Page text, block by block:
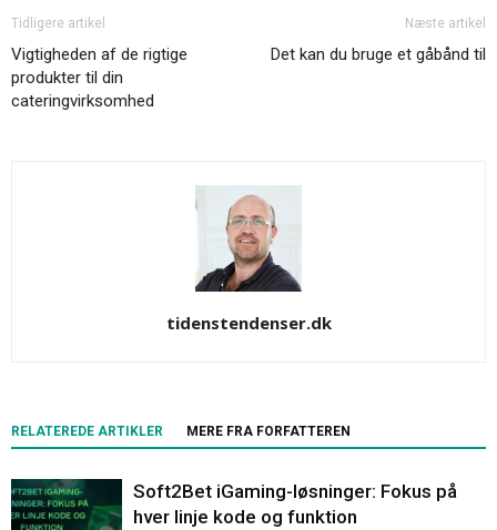
Tidligere artikel
Vigtigheden af de rigtige
produkter til din
cateringvirksomhed
Næste artikel
Det kan du bruge et gåbånd til
tidenstendenser.dk
RELATEREDE ARTIKLER MERE FRA FORFATTEREN
Soft2Bet iGaming-løsninger: Fokus på
hver linje kode og funktion